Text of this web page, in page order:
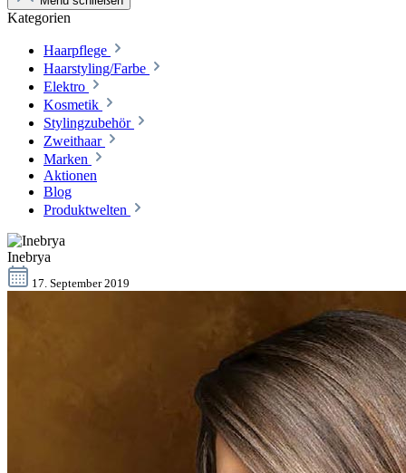
Kategorien
Haarpflege
Haarstyling/Farbe
Elektro
Kosmetik
Stylingzubehör
Zweithaar
Marken
Aktionen
Blog
Produktwelten
Inebrya
17. September 2019